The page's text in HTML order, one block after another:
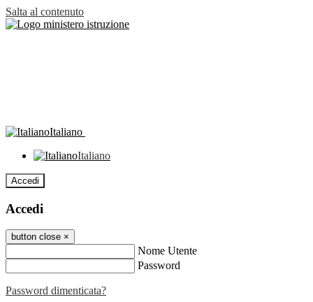
Salta al contenuto
Italiano
Italiano
Accedi
Accedi
button close ×
Nome Utente
Password
Password dimenticata?